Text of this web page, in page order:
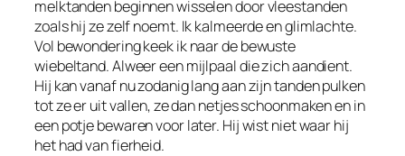
melktanden beginnen wisselen door vleestanden
zoals hij ze zelf noemt. Ik kalmeerde en glimlachte.
Vol bewondering keek ik naar de bewuste
wiebeltand. Alweer een mijlpaal die zich aandient.
Hij kan vanaf nu zodanig lang aan zijn tanden pulken
tot ze er uit vallen, ze dan netjes schoonmaken en in
een potje bewaren voor later. Hij wist niet waar hij
het had van fierheid.